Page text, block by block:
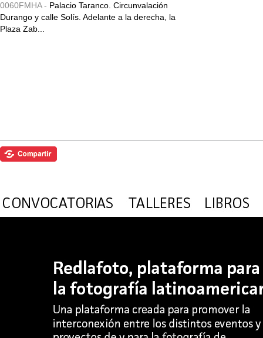
0060FMHA - Palacio Taranco. Circunvalación
Durango y calle Solís. Adelante a la derecha, la
Plaza Zab...